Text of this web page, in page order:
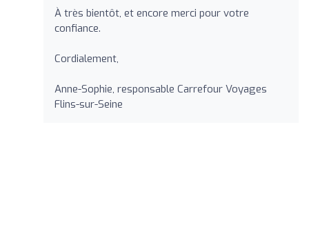
À très bientôt, et encore merci pour votre
confiance.
Cordialement,
Anne-Sophie, responsable Carrefour Voyages
Flins-sur-Seine